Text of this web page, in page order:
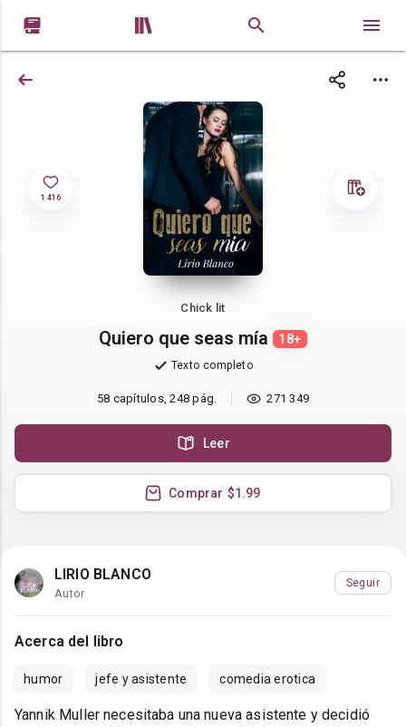
 
1 416
Chick lit
Quiero que seas mía 18+
Texto completo
58 capítulos, 248 pág. 271 349
Leer
Comprar $1.99
LIRIO BLANCO
Autor
Seguir
Acerca del libro
humor jefe y asistente comedia erotica
Yannik Muller necesitaba una nueva asistente y decidió